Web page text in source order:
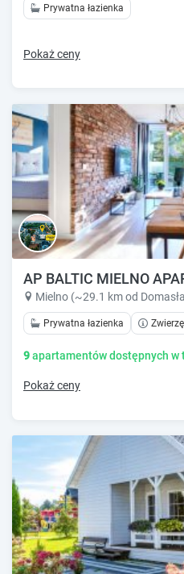
Prywatna łazienka
Pokaż ceny
AP BALTIC MIELNO
Mielno (~29.1 km od
Prywatna łazienka
9apartamentów dostępnych w
Pokaż ceny